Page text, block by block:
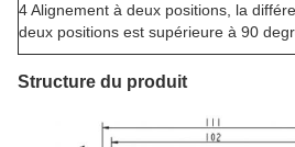
4 Alignement à deux positions, la
deux positions est supérieure à 90
Structure du produit